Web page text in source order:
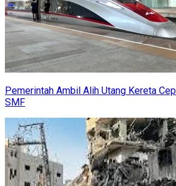
Pemerintah Ambil Alih Utang Kereta
SMF